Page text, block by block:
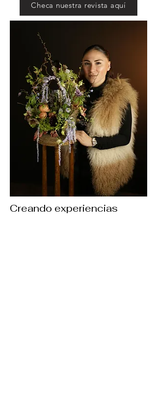
Checa nuestra revista aquí
Creando experiencias